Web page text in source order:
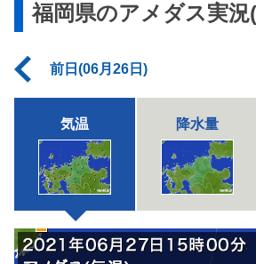
福岡県のアメダス実況
前日(06月26日)
気温 降水量